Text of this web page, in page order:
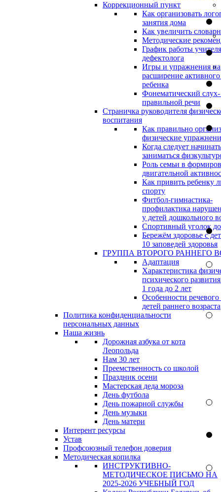
Коррекционный пункт
Как организовать
занятия дома
Как увеличить
Методические
График работы
дефектолога
Игры и упражнения на
расширение активного
ребенка
Фонематический слух-
правильной речи
Страничка руководителя
воспитания
Как правильно
физические
Когда следует начинать
заниматься
Роль семьи в
двигательной
Как привить ребенку
спорту
Фитбол-гимнастика-
профилактика
у детей дошкольного
Спортивный уголок
Бережём здоровье с
10 заповедей здоровья
ГРУППА ВТОРОГО РАННЕГО
Адаптация
Характеристика
психического
1 года до 2 лет
Особенности речевого
детей раннего возраста
Политика конфиденциальности
персональных данных
Наша жизнь
Дорожная азбука от кота
Леопольда
Нам 30 лет
Преемственность со школой
Праздник осени
Мастерская деда мороза
День футбола
День пожарной службы
День музыки
День матери
Интерент ресурсы
Устав
Профсоюзный телефон доверия
Методическая копилка
ИНСТРУКТИВНО-
МЕТОДИЧЕСКОЕ ПИСЬМО НА
2025-2026 УЧЕБНЫЙ ГОД